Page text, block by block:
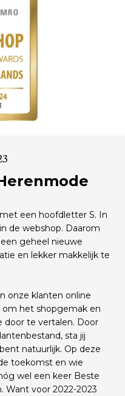
een hoofdletter S. In
de webshop. Daarom
geheel nieuwe
en lekker makkelijk te
onze klanten online
het shopgemak en
door te vertalen. Door
sta jij
natuurlijk. Op deze
toekomst en wie
wel een keer Beste
Want voor 2022-2023